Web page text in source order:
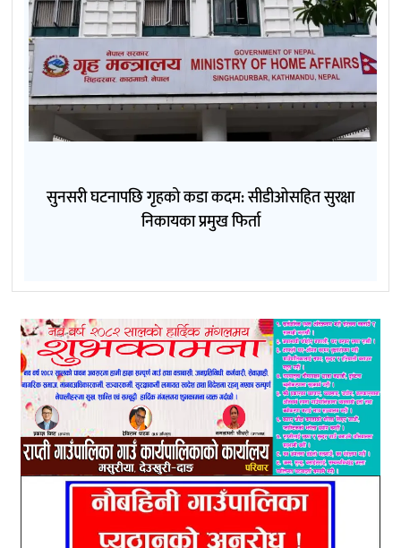
सुनसरी घटनापछि गृहको कडा कदम: सीडीओसहित सुरक्षा
निकायका प्रमुख फिर्ता